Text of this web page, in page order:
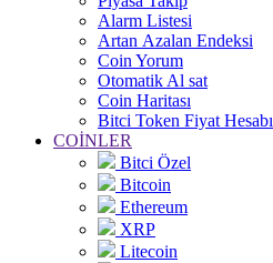
Alarm Listesi
Artan Azalan Endeksi
Coin Yorum
Otomatik Al sat
Coin Haritası
Bitci Token Fiyat Hesabı
COİNLER
Bitci Özel
Bitcoin
Ethereum
XRP
Litecoin